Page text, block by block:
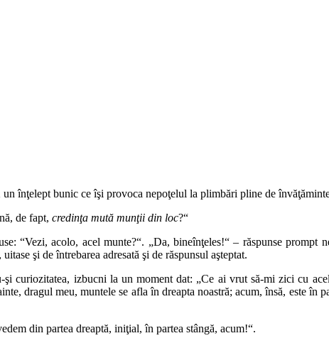
înţelept bunic ce îşi provoca nepoţelul la plimbări pline de
de fapt, credinţa mută munţii din loc?“
“Vezi, acolo, acel munte?“. „Da, bineînţeles!“ – răspunse prompt
şi de întrebarea adresată şi de răspunsul aşteptat.
curiozitatea, izbucni la un moment dat: „Ce ai vrut să-mi zici cu
dragul meu, muntele se afla în dreapta noastră; acum, însă, este în
din partea dreaptă, iniţial, în partea stângă, acum!“.